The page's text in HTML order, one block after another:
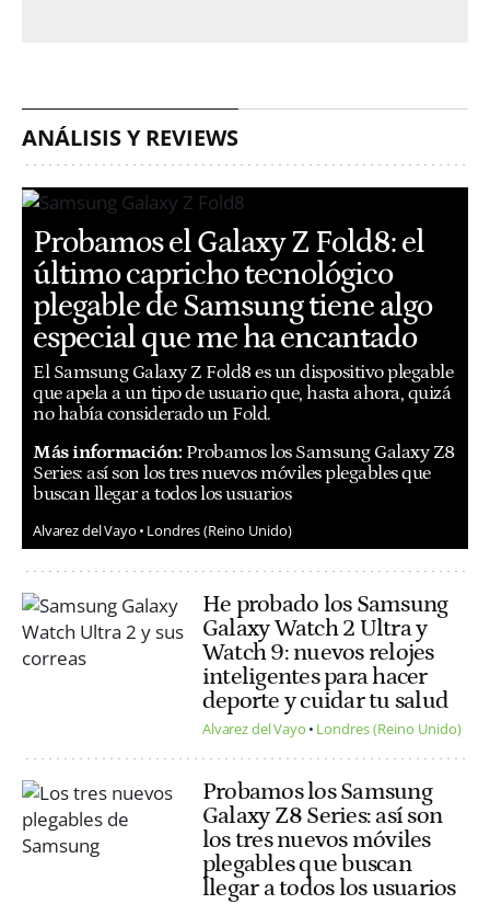
ANÁLISIS Y REVIEWS
Probamos el Galaxy Z Fold8: el
último capricho tecnológico
plegable de Samsung tiene algo
especial que me ha encantado
El Samsung Galaxy Z Fold8 es un dispositivo plegable
que apela a un tipo de usuario que, hasta ahora, quizá
no había considerado un Fold.
Más información: Probamos los Samsung Galaxy Z8
Series: así son los tres nuevos móviles plegables que
buscan llegar a todos los usuarios
Alvarez del Vayo Londres (Reino Unido)
He probado los Samsung
Galaxy Watch 2 Ultra y
Watch 9: nuevos relojes
inteligentes para hacer
deporte y cuidar tu salud
Alvarez del Vayo Londres (Reino Unido)
Probamos los Samsung
Galaxy Z8 Series: así son
los tres nuevos móviles
plegables que buscan
llegar a todos los usuarios